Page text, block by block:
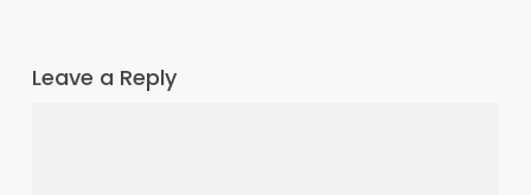
Leave a Reply